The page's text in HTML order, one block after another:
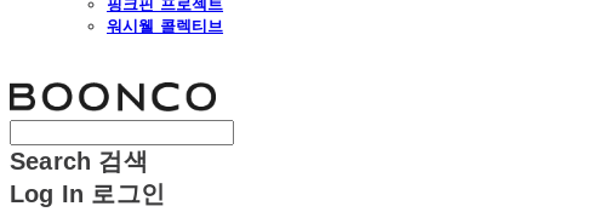
핑크핀 프로젝트
워시웰 콜렉티브
Search 검색
Log In 로그인